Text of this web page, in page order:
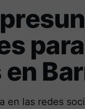
en las redes